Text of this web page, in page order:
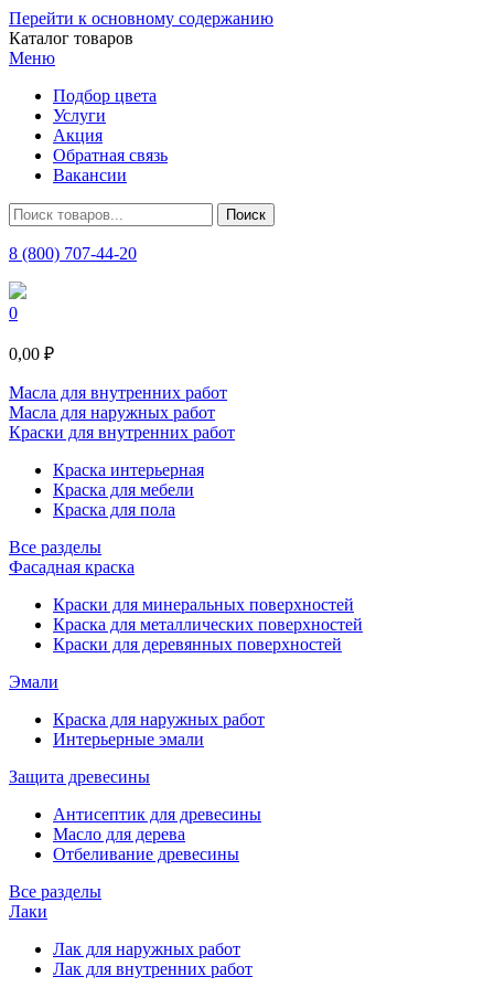
Перейти к основному содержанию
Каталог товаров
Меню
Подбор цвета
Услуги
Акция
Обратная связь
Вакансии
8 (800) 707-44-20
0
0,00 ₽
Масла для внутренних работ
Масла для наружных работ
Краски для внутренних работ
Краска интерьерная
Краска для мебели
Краска для пола
Все разделы
Фасадная краска
Краски для минеральных поверхностей
Краска для металлических поверхностей
Краски для деревянных поверхностей
Эмали
Краска для наружных работ
Интерьерные эмали
Защита древесины
Антисептик для древесины
Масло для дерева
Отбеливание древесины
Все разделы
Лаки
Лак для наружных работ
Лак для внутренних работ